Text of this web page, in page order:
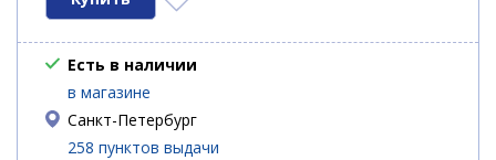
Есть в наличии
в магазине
Санкт-Петербург
258 пунктов выдачи